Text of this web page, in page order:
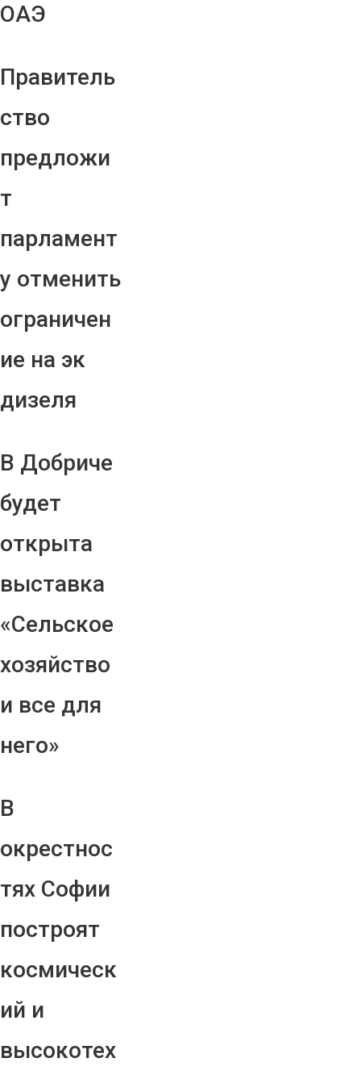
ОАЭ
Правитель
ство
предложи
т
парламент
у отменить
ограничен
ие на эк
дизеля
В Добриче
будет
открыта
выставка
«Сельское
хозяйство
и все для
него»
В
окрестнос
тях Софии
построят
космическ
ий и
высокотех